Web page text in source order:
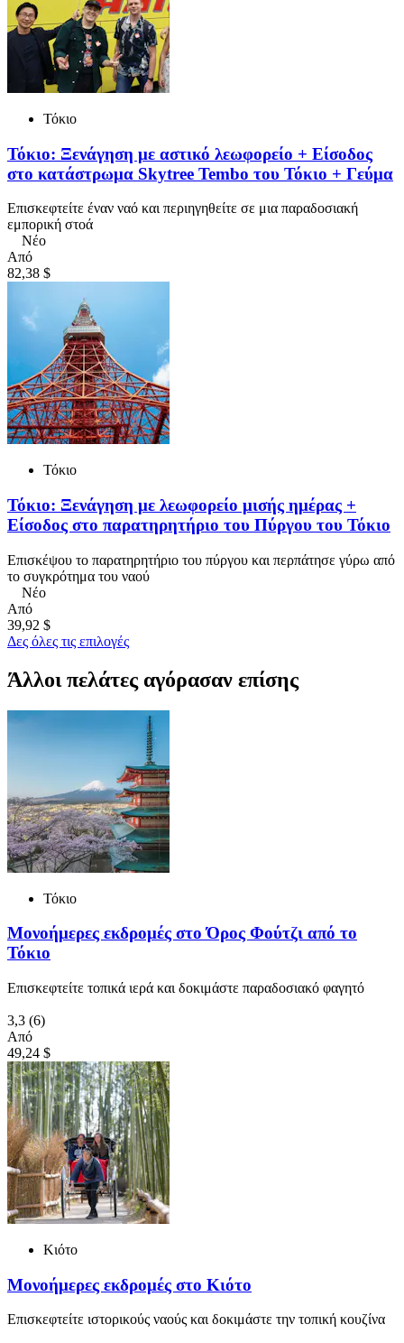
Τόκιο
Τόκιο: Ξενάγηση με αστικό λεωφορείο + Είσοδος
στο κατάστρωμα Skytree Tembo του Τόκιο + Γεύμα
Επισκεφτείτε έναν ναό και περιηγηθείτε σε μια παραδοσιακή
εμπορική στοά
Νέο
Από
82,38 $
Τόκιο
Τόκιο: Ξενάγηση με λεωφορείο μισής ημέρας +
Είσοδος στο παρατηρητήριο του Πύργου του Τόκιο
Επισκέψου το παρατηρητήριο του πύργου και περπάτησε γύρω από
το συγκρότημα του ναού
Νέο
Από
39,92 $
Δες όλες τις επιλογές
Άλλοι πελάτες αγόρασαν επίσης
Τόκιο
Μονοήμερες εκδρομές στο Όρος Φούτζι από το
Τόκιο
Επισκεφτείτε τοπικά ιερά και δοκιμάστε παραδοσιακό φαγητό
3,3 (6)
Από
49,24 $
Κιότο
Μονοήμερες εκδρομές στο Κιότο
Επισκεφτείτε ιστορικούς ναούς και δοκιμάστε την τοπική κουζίνα